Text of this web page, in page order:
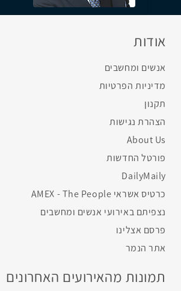
אודות
אנשים ומחשבים
מדיניות הפרטיות
תקנון
הצהרת נגישות
About Us
פורטל החדשות
DailyMaily
כרטיס אשראי AMEX - The People
נצפיתם באירועי אנשים ומחשבים
פרסם אצלינו
אתר הנמר
תמונות מהאירועים האחרונים